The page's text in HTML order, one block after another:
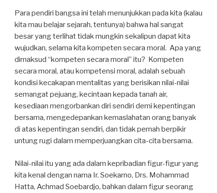
Para pendiri bangsa ini telah menunjukkan pada kita (kalau
kita mau belajar sejarah, tentunya) bahwa hal sangat
besar yang terlihat tidak mungkin sekalipun dapat kita
wujudkan, selama kita kompeten secara moral. Apa yang
dimaksud “kompeten secara moral” itu? Kompeten
secara moral, atau kompetensi moral, adalah sebuah
kondisi kecakapan mentalitas yang berisikan nilai-nilai
semangat pejuang, kecintaan kepada tanah air,
kesediaan mengorbankan diri sendiri demi kepentingan
bersama, mengedepankan kemaslahatan orang banyak
di atas kepentingan sendiri, dan tidak pernah berpikir
untung rugi dalam memperjuangkan cita-cita bersama.
Nilai-nilai itu yang ada dalam kepribadian figur-figur yang
kita kenal dengan nama Ir. Soekarno, Drs. Mohammad
Hatta, Achmad Soebardjo, bahkan dalam figur seorang